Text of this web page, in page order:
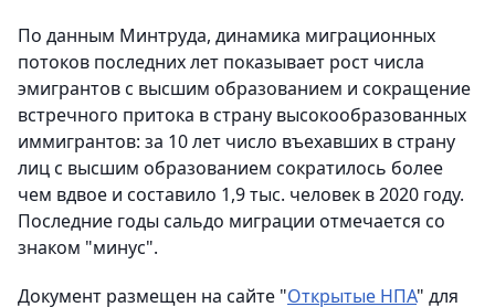
По данным Минтруда, динамика миграционных
потоков последних лет показывает рост числа
эмигрантов с высшим образованием и сокращение
встречного притока в страну высокообразованных
иммигрантов: за 10 лет число въехавших в страну
лиц с высшим образованием сократилось более
чем вдвое и составило 1,9 тыс. человек в 2020 году.
Последние годы сальдо миграции отмечается со
знаком "минус".
Документ размещен на сайте "Открытые НПА" для